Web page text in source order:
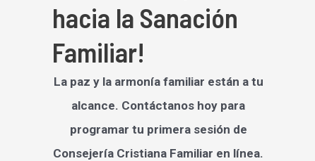
hacia la Sanación
Familiar!
La paz y la armonía familiar están a tu
alcance. Contáctanos hoy para
programar tu primera sesión de
Consejería Cristiana Familiar en línea.